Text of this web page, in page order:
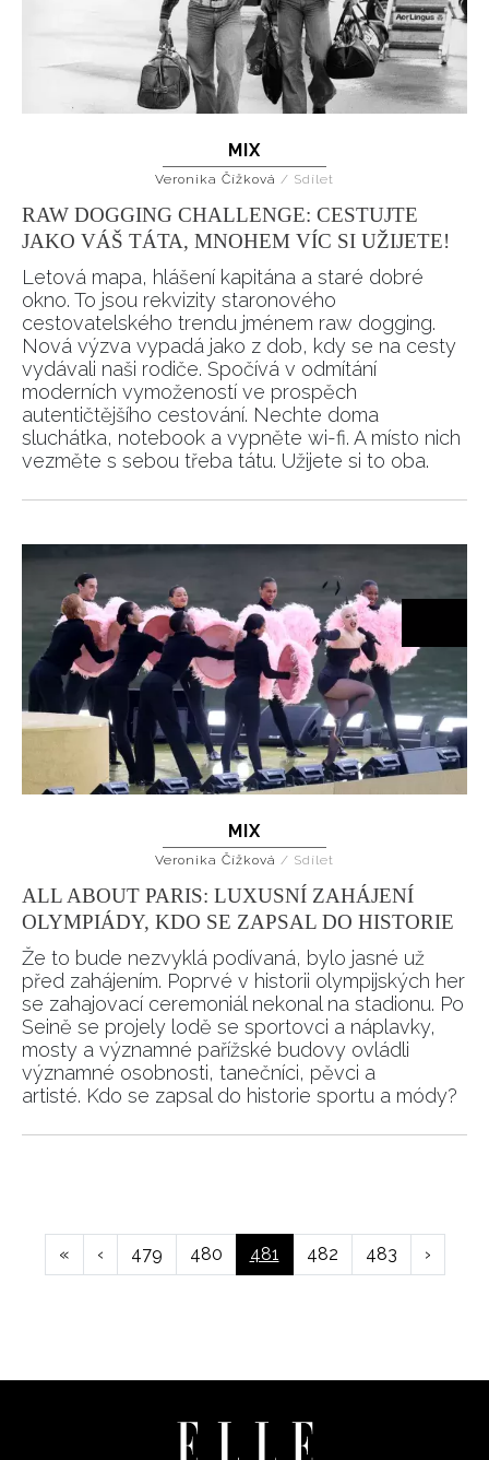
MIX
Veronika Čížková / Sdílet
RAW DOGGING CHALLENGE: CESTUJTE
JAKO VÁŠ TÁTA, MNOHEM VÍC SI UŽIJETE!
Letová mapa, hlášení kapitána a staré dobré
okno. To jsou rekvizity staronového
cestovatelského trendu jménem raw dogging.
Nová výzva vypadá jako z dob, kdy se na cesty
vydávali naši rodiče. Spočívá v odmítání
moderních vymožeností ve prospěch
autentičtějšího cestování. Nechte doma
sluchátka, notebook a vypněte wi-fi. A místo nich
vezměte s sebou třeba tátu. Užijete si to oba.
MIX
Veronika Čížková / Sdílet
ALL ABOUT PARIS: LUXUSNÍ ZAHÁJENÍ
OLYMPIÁDY, KDO SE ZAPSAL DO HISTORIE
Že to bude nezvyklá podívaná, bylo jasné už
před zahájením. Poprvé v historii olympijských her
se zahajovací ceremoniál nekonal na stadionu. Po
Seině se projely lodě se sportovci a náplavky,
mosty a významné pařížské budovy ovládli
významné osobnosti, tanečníci, pěvci a
artisté. Kdo se zapsal do historie sportu a módy?
First
page
«
Předchozí
stránka
‹ Page
479 Page
480
Aktuální
stránka
481 Page
482 Page
483
stránka
›